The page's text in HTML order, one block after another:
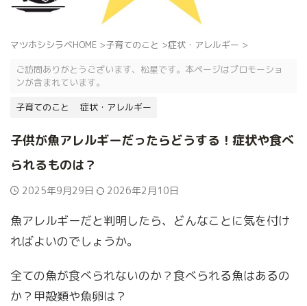
マツホシシラベHOME >子育てのこと >症状・アレルギー >
ご訪問ありがとうございます、松星です。本ページはプロモーショ
ンが含まれています。
子育てのこと
症状・アレルギー
子供が魚アレルギーだったらどうする！症状や食べ
られるものは？
2025年9月29日 2026年2月10日
魚アレルギーだと判明したら、どんなことに気を付け
ればよいのでしょうか。
全ての魚が食べられないのか？食べられる魚はあるの
か？甲殻類や魚卵は？